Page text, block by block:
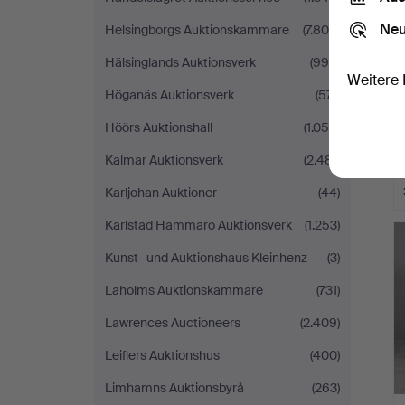
Helsingborgs Auktionskammare
(7.800)
Hälsinglands Auktionsverk
(996)
Höganäs Auktionsverk
(571)
Höörs Auktionshall
(1.055)
Kalmar Auktionsverk
(2.481)
Karljohan Auktioner
(44)
Karlstad Hammarö Auktionsverk
(1.253)
Kunst- und Auktionshaus Kleinhenz
(3)
Laholms Auktionskammare
(731)
Lawrences Auctioneers
(2.409)
Leiflers Auktionshus
(400)
Limhamns Auktionsbyrå
(263)
Weitere